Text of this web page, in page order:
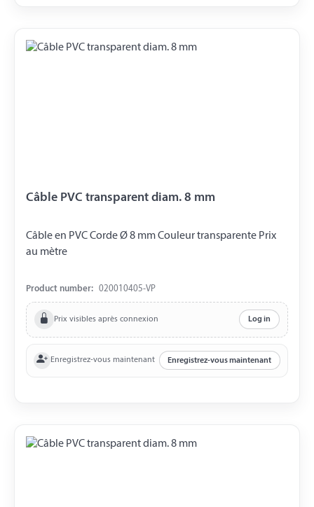
Câble PVC transparent diam. 8 mm
Câble en PVC Corde Ø 8 mm Couleur transparente Prix ​​
au mètre
Product number: 020010405-VP
Prix visibles après connexion Log in
Enregistrez-vous maintenant Enregistrez-vous maintenant